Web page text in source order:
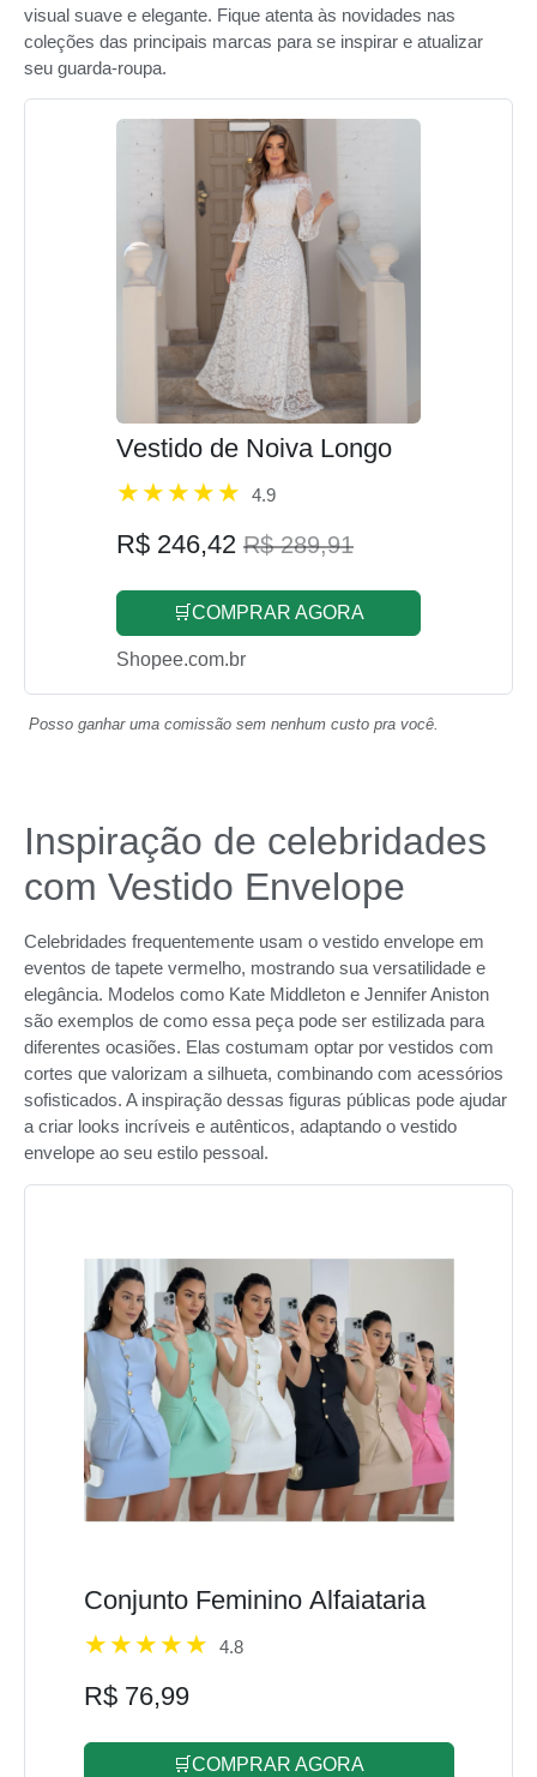
visual suave e elegante. Fique atenta às novidades nas
coleções das principais marcas para se inspirar e atualizar
seu guarda-roupa.
Vestido de Noiva Longo
4.9
R$ 246,42 R$ 289,91
🛒COMPRAR AGORA
Shopee.com.br
Posso ganhar uma comissão sem nenhum custo pra você.
Inspiração de celebridades
com Vestido Envelope
Celebridades frequentemente usam o vestido envelope em
eventos de tapete vermelho, mostrando sua versatilidade e
elegância. Modelos como Kate Middleton e Jennifer Aniston
são exemplos de como essa peça pode ser estilizada para
diferentes ocasiões. Elas costumam optar por vestidos com
cortes que valorizam a silhueta, combinando com acessórios
sofisticados. A inspiração dessas figuras públicas pode ajudar
a criar looks incríveis e autênticos, adaptando o vestido
envelope ao seu estilo pessoal.
Conjunto Feminino Alfaiataria
4.8
R$ 76,99
🛒COMPRAR AGORA